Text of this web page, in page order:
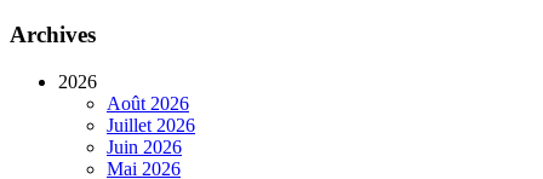
Archives
2026
Août 2026
Juillet 2026
Juin 2026
Mai 2026